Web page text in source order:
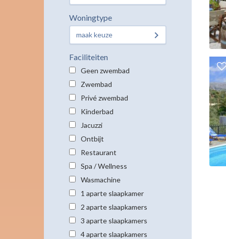
Woningtype
maak keuze
Faciliteiten
Geen zwembad
Zwembad
Privé zwembad
Kinderbad
Jacuzzi
Ontbijt
Restaurant
Spa / Wellness
Wasmachine
1 aparte slaapkamer
2 aparte slaapkamers
3 aparte slaapkamers
4 aparte slaapkamers